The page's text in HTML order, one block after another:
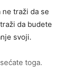
ne traži da se
da budete
svoji.
toga.